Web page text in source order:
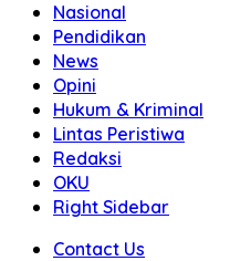
Nasional
Pendidikan
News
Opini
Hukum & Kriminal
Lintas Peristiwa
Redaksi
OKU
Right Sidebar
Contact Us